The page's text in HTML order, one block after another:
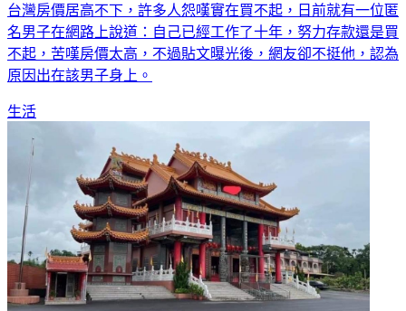
台灣房價居高不下，許多人怨嘆實在買不起，日前就有一位匿
名男子在網路上說道：自己已經工作了十年，努力存款還是買
不起，苦嘆房價太高，不過貼文曝光後，網友卻不挺他，認為
原因出在該男子身上。
生活